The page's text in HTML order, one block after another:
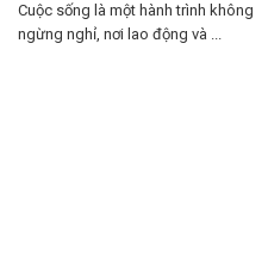
Cuộc sống là một hành trình không
ngừng nghỉ, nơi lao động và ...